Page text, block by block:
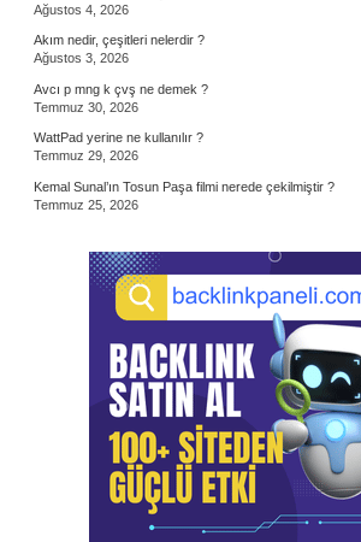
Ağustos 4, 2026
Akım nedir, çeşitleri nelerdir ?
Ağustos 3, 2026
Avcı p mng k çvş ne demek ?
Temmuz 30, 2026
WattPad yerine ne kullanılır ?
Temmuz 29, 2026
Kemal Sunal’ın Tosun Paşa filmi nerede çekilmiştir ?
Temmuz 25, 2026